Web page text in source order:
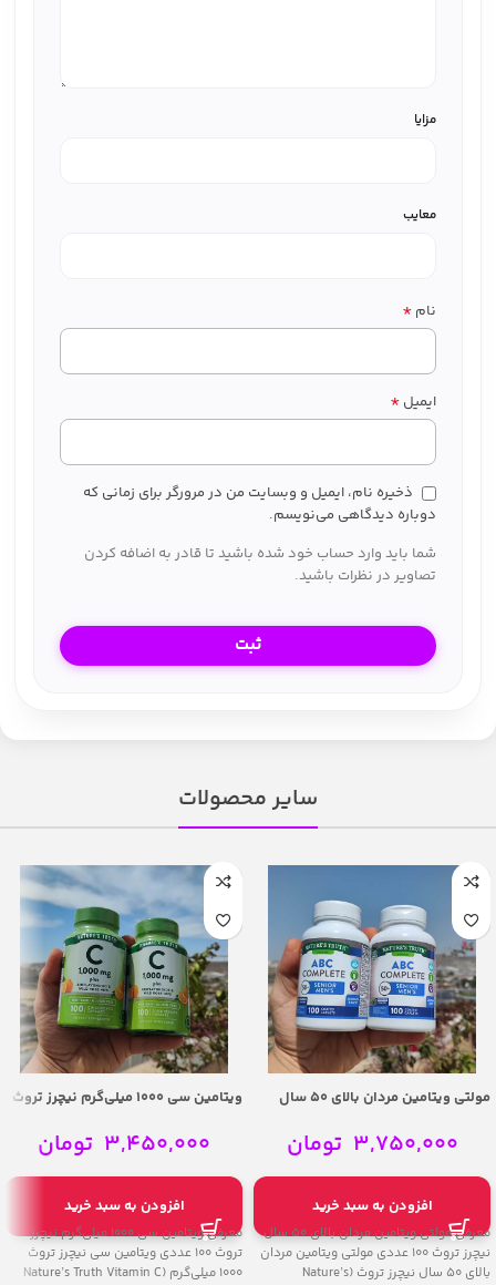
مزایا
معایب
نام *
ایمیل *
ذخیره نام، ایمیل و وبسایت من در مرورگر برای زمانی که
دوباره دیدگاهی می‌نویسم.
شما باید وارد حساب خود شده باشید تا قادر به اضافه کردن
تصاویر در نظرات باشید.
سایر محصولات
مولتی ویتامین مردان بالای ۵۰ سال
Complete Senior Men’s 50+
Multivitamin 100 Tablets
3,750,000 تومان
افزودن به سبد خرید
معرفی مولتی ویتامین مردان بالای ۵۰ سال
نیچرز تروث 100 عددی مولتی ویتامین مردان
بالای ۵۰ سال نیچرز تروث (Nature’s
ویتامین سی 1000 میلی‌گرم نیچرز تروث
3,450,000 تومان
افزودن به سبد خرید
معرفی ویتامین سی 1000 میلی‌گرم نیچرز
تروث 100 عددی ویتامین سی نیچرز تروث
1000 میلی‌گرم (Nature’s Truth Vitamin C